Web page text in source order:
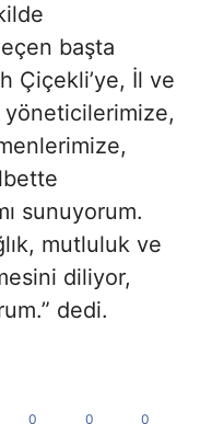
başta
Çiçekli’ye, İl ve
sunuyorum.
mutluluk ve
diliyor,
dedi.